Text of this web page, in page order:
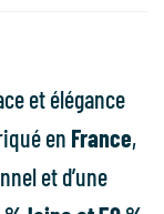
et élégance
en France,
et d’une